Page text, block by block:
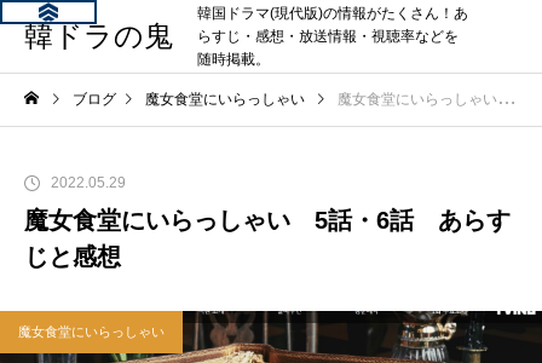
韓ドラの鬼
韓国ドラマ(現代版)の情報がたくさん！あ
らすじ・感想・放送情報・視聴率などを
随時掲載。
ブログ 魔女食堂にいらっしゃい 魔女食堂にいらっしゃい 5話・6話 あらすじと感想
2022.05.29
魔女食堂にいらっしゃい 5話・6話 あらす
じと感想
魔女食堂にいらっしゃい